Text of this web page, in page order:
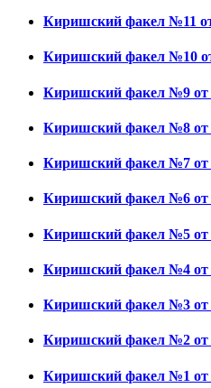
Киришский факел №11
Киришский факел №10
Киришский факел №9 от
Киришский факел №8 от
Киришский факел №7 от
Киришский факел №6 от
Киришский факел №5 от
Киришский факел №4 от
Киришский факел №3 от
Киришский факел №2 от
Киришский факел №1 от